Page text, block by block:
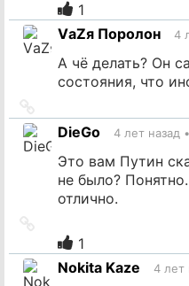
источник
1
VаZя Поролон
4
А чё делать? Он
состояния, что
на
источник
DieGo 4 лет назад •
Это вам Путин
не было?
отлично.
источник
1
Nokita Kaze
4 лет